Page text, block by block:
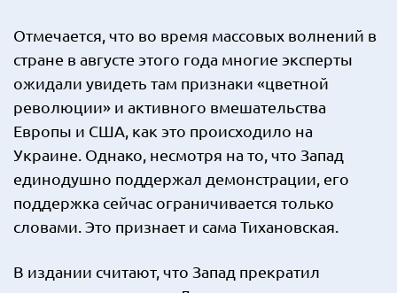
Отмечается, что во время массовых волнений в
стране в августе этого года многие эксперты
ожидали увидеть там признаки «цветной
революции» и активного вмешательства
Европы и США, как это происходило на
Украине. Однако, несмотря на то, что Запад
единодушно поддержал демонстрации, его
поддержка сейчас ограничивается только
словами. Это признает и сама Тихановская.
В издании считают, что Запад прекратил